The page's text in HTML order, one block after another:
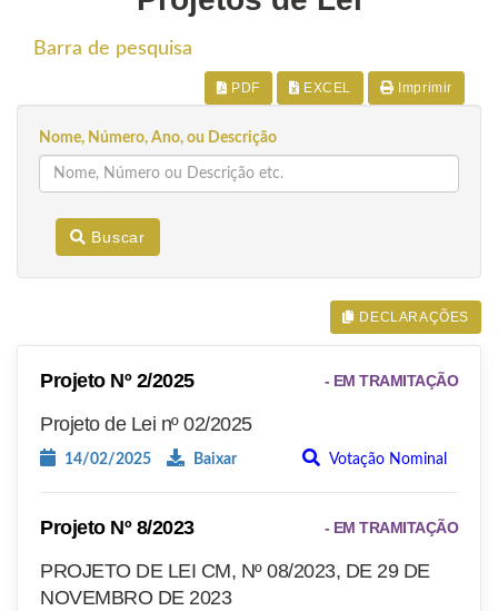
Barra de pesquisa
PDF EXCEL Imprimir
Nome, Número, Ano, ou Descrição
Buscar
DECLARAÇÕES
Projeto Nº 2/2025 - EM TRAMITAÇÃO
Projeto de Lei nº 02/2025
14/02/2025 Baixar Votação Nominal
Projeto Nº 8/2023 - EM TRAMITAÇÃO
PROJETO DE LEI CM, Nº 08/2023, DE 29 DE
NOVEMBRO DE 2023